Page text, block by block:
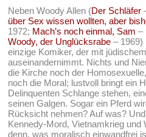
Neben Woody Allen (Der Schläfer
über Sex wissen wollten, aber
1972; Mach’s noch einmal, Sam –
Woody, der Unglücksrabe – 1969)
einzige Komiker, der mit
auseinandernimmt. Nichts und
die Kirche noch der
noch die Moral; lustvoll bringt ein
Delinquenten Schlange stehen,
seinen Galgen. Sogar ein Pferd
Rücksicht nehmen? Auf was?
Kennedy-Mord, Vietnamkrieg und
denn, was moralisch einwandfrei